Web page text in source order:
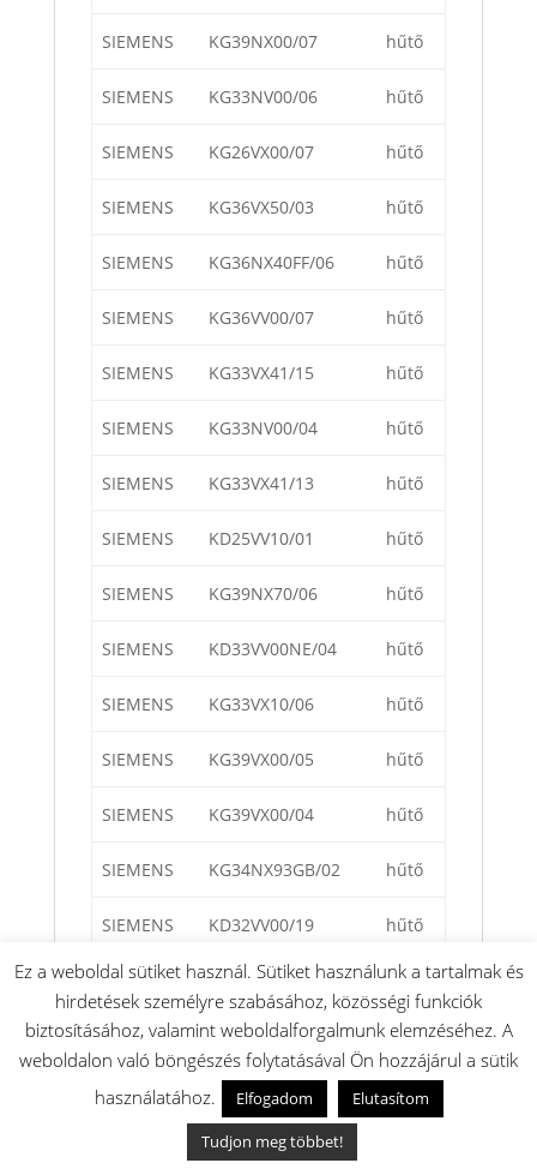
SIEMENS KG39NX00/07 hűtő
SIEMENS KG33NV00/06 hűtő
SIEMENS KG26VX00/07 hűtő
SIEMENS KG36VX50/03 hűtő
SIEMENS KG36NX40FF/06 hűtő
SIEMENS KG36VV00/07 hűtő
SIEMENS KG33VX41/15 hűtő
SIEMENS KG33NV00/04 hűtő
SIEMENS KG33VX41/13 hűtő
SIEMENS KD25VV10/01 hűtő
SIEMENS KG39NX70/06 hűtő
SIEMENS KD33VV00NE/04 hűtő
SIEMENS KG33VX10/06 hűtő
SIEMENS KG39VX00/05 hűtő
SIEMENS KG39VX00/04 hűtő
SIEMENS KG34NX93GB/02 hűtő
SIEMENS KD32VV00/19 hűtő
SIEMENS KG36VV00FF/08 hűtő
SIEMENS KG36VX00/02 hűtő
SIEMENS KG36NX00FF/09 hűtő
KG33VX41/03
Ez a weboldal sütiket használ. Sütiket használunk a tartalmak és
hirdetések személyre szabásához, közösségi funkciók
biztosításához, valamint weboldalforgalmunk elemzéséhez. A
weboldalon való böngészés folytatásával Ön hozzájárul a sütik
használatához.
Elfogadom
Elutasítom
Tudjon meg többet!